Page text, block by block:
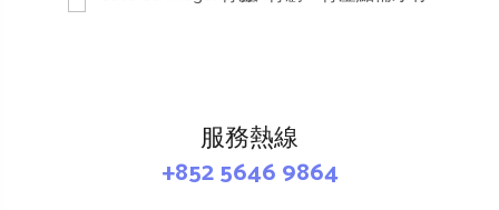
服務熱線
+852 5646 9864